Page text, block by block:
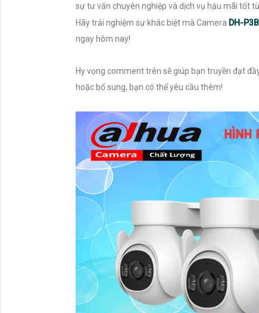
sự tư vấn chuyên nghiệp và dịch vụ hậu mãi tốt
Hãy trải nghiệm sự khác biệt mà Camera DH-
ngay hôm nay!
Hy vọng comment trên sẽ giúp bạn truyền đạt
hoặc bổ sung, bạn có thể yêu cầu thêm!